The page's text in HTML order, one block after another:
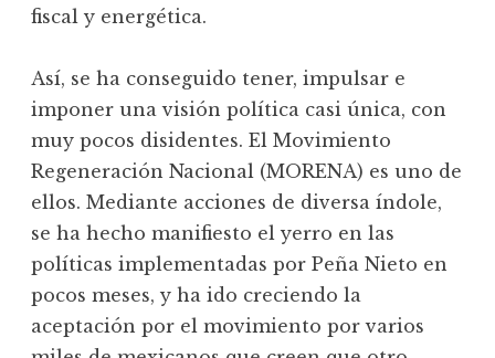
fiscal y energética.
Así, se ha conseguido tener, impulsar e
imponer una visión política casi única, con
muy pocos disidentes. El Movimiento
Regeneración Nacional (MORENA) es uno de
ellos. Mediante acciones de diversa índole,
se ha hecho manifiesto el yerro en las
políticas implementadas por Peña Nieto en
pocos meses, y ha ido creciendo la
aceptación por el movimiento por varios